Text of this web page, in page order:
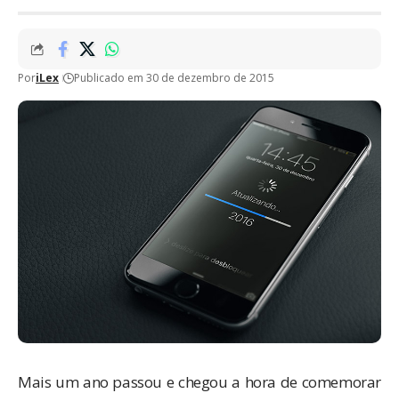
PoriLex Publicado em 30 de dezembro de 2015
Mais um ano passou e chegou a hora de comemorar